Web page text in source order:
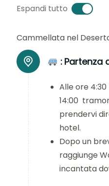
Espandi tutto
Cammellata nel
: Partenza
Alle ore
14:00
prendervi
hotel.
Dopo un
raggiunge
incantata